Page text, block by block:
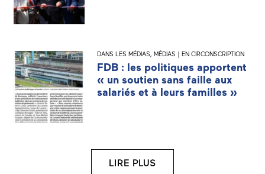
DANS LES MÉDIAS, MÉDIAS | EN CIRCONSCRIPTION
FDB : les politiques apportent
« un soutien sans faille aux
salariés et à leurs familles »
LIRE PLUS